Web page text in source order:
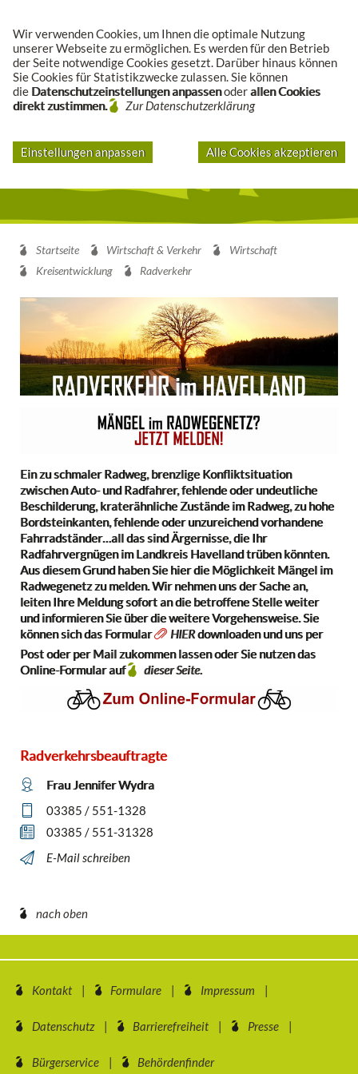
Wir verwenden Cookies, um Ihnen die optimale Nutzung
unserer Webseite zu ermöglichen. Es werden für den Betrieb
der Seite notwendige Cookies gesetzt. Darüber hinaus können
Sie Cookies für Statistikzwecke zulassen. Sie können
die Datenschutzeinstellungen anpassenoderallen Cookies
direkt zustimmen.
Zur Datenschutzerklärung
Einstellungen anpassen Alle Cookies akzeptieren
Startseite Wirtschaft & Verkehr
Wirtschaft
Kreisentwicklung
Radverkehr
Ein zu schmaler Radweg, brenzlige Konfliktsituation
zwischen Auto- und Radfahrer, fehlende oder undeutliche
Beschilderung, kraterähnliche Zustände im Radweg, zu hohe
Bordsteinkanten, fehlende oder unzureichend vorhandene
Fahrradständer…all das sind Ärgernisse, die Ihr
Radfahrvergnügen im Landkreis Havelland trüben könnten.
Aus diesem Grund haben Sie hier die Möglichkeit Mängel im
Radwegenetz zu melden. Wir nehmen uns der Sache an,
leiten Ihre Meldung sofort an die betroffene Stelle weiter
und informieren Sie über die weitere Vorgehensweise. Sie
können sich das Formular
HIERdownloaden und uns per
Post oder per Mail zukommen lassen oder Sie nutzen das
Online-Formular auf
dieser Seite.
Radverkehrsbeauftragte
Frau Jennifer Wydra
03385 / 551-1328
03385 / 551-31328
E-Mail schreiben
nach oben
Kontakt Formulare Impressum
Datenschutz Barrierefreiheit Presse
Bürgerservice Behördenfinder